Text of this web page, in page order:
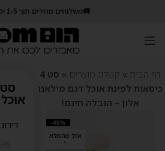
🚚משלוחים מהירים תוך 1-5 ימי עסקים!
דף הבית » קטלוג מוצרים »
סט 4
כיסאות לפינת אוכל דגם מילאנו
אלון – הובלה חינם!
-40%
אזל מהמלא
י
דירוג